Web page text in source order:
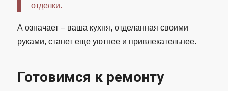
отделки.
А означает – ваша кухня, отделанная своими
руками, станет еще уютнее и привлекательнее.
Готовимся к ремонту